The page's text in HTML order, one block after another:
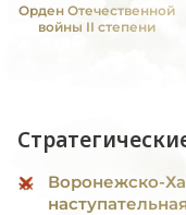
Орден Отечественной
войны II степени
Воронежско-